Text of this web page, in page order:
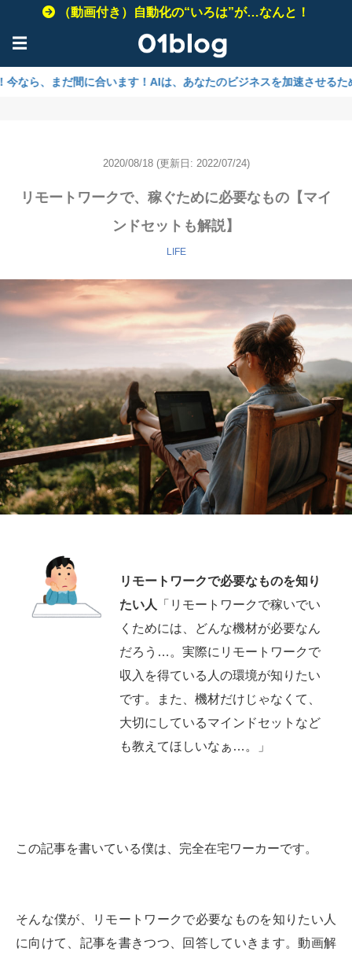
（動画付き）自動化の“いろは”が…なんと！
☰
に合います！AIは、あなたのビジネスを加速させるために必要不
2020/08/18 (更新日: 2022/07/24)
リモートワークで、稼ぐために必要なもの【マイ
ンドセットも解説】
LIFE
リモートワークで必要なものを知り
たい人
「リモートワークで稼いでい
くためには、どんな機材が必要なん
だろう…。実際にリモートワークで
収入を得ている人の環境が知りたい
です。また、機材だけじゃなくて、
大切にしているマインドセットなど
も教えてほしいなぁ…。」
この記事を書いている僕は、完全在宅ワーカーです。
そんな僕が、リモートワークで必要なものを知りたい人
に向けて、記事を書きつつ、回答していきます。動画解